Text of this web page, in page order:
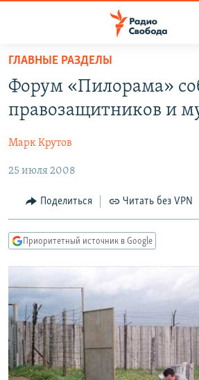
упрощенного
доступа
основному
Вернутся
главной
навигации
Вернутся
ПОДКАСТЫ
АВТОРСКИЕ ПРОЕКТЫ
ЦИТАТЫ СВОБОДЫ
МНЕНИЯ
КУЛЬТУРА
IDEL.РЕАЛИИ
КАВКАЗ.РЕАЛИИ
СИБИРЬ.РЕАЛИИ
РАСПИСАНИЕ ВЕЩАНИЯ
ПОДПИШИТЕСЬ НА РАССЫЛКУ
ГЛАВНЫЕ РАЗДЕЛЫ
Форум «Пилорама»
правозащитников и
Марк Крутов
25 июля 2008
Поделиться Читать без VPN
Приоритетный источник в Google